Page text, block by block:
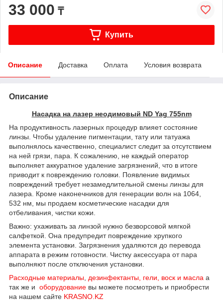
33 000 ₸
Купить
Описание Доставка Оплата Условия возврата
Описание
Насадка на лазер неодимовый ND Yag 755nm
На продуктивность лазерных процедур влияет состояние
линзы. Чтобы удаление пигментации, тату или татуажа
выполнялось качественно, специалист следит за отсутствием
на ней грязи, пара. К сожалению, не каждый оператор
выполняет аккуратное удаление загрязнений, что в итоге
приводит к повреждению головки. Появление видимых
повреждений требует незамедлительной смены линзы для
лазера. Кроме наконечников для генерации волн на 1064,
532 нм, мы продаем косметические насадки для
отбеливания, чистки кожи.
Важно: ухаживать за линзой нужно безворсовой мягкой
салфеткой. Она предупредит повреждение хрупкого
элемента установки. Загрязнения удаляются до перевода
аппарата в режим готовности. Чистку аксессуара от пара
выполняют после отключения установки.
Расходные материалы дезинфектанты, гели, воск и масла а
так же и оборудование вы можете посмотреть и приобрести
на нашем сайте KRASNO.KZ